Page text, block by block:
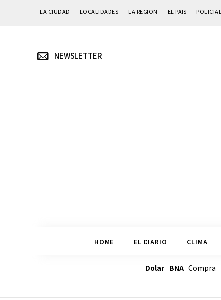
LA CIUDAD LOCALIDADES LA REGION EL PAIS
NEWSLETTER
HOME EL DIARIO CLIMA
Dolar BNACompra